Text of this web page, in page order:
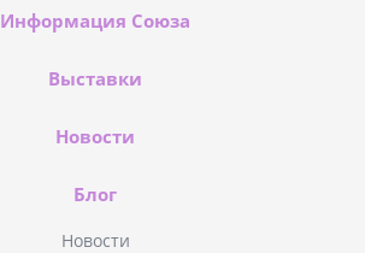
Информация Союза
Выставки
Новости
Блог
Новости